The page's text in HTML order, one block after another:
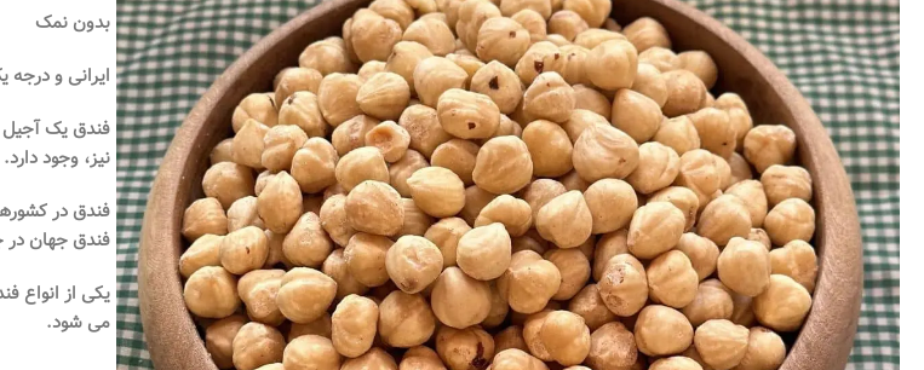
بدون نمک
ایرانی و درجه
فندق یک آجیل
نیز، وجود دارد.
فندق جهان در
یکی از انواع
می شود.